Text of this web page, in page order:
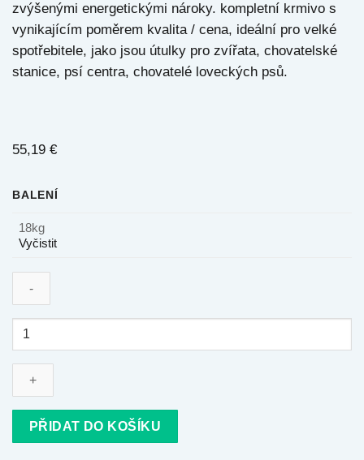
zvýšenými energetickými nároky. kompletní krmivo s
vynikajícím poměrem kvalita / cena, ideální pro velké
spotřebitele, jako jsou útulky pro zvířata, chovatelské
stanice, psí centra, chovatelé loveckých psů.
55,19 €
BALENÍ
18kg
Vyčistit
Winner
Hunter
Sport
PŘIDAT DO KOŠÍKU